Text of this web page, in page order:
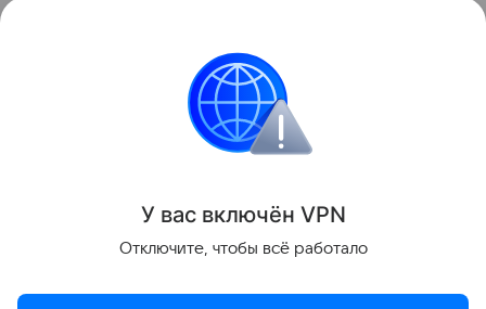
через мессенджеры.
Поделиться
У вас включён VPN
Отключите, чтобы всё работало